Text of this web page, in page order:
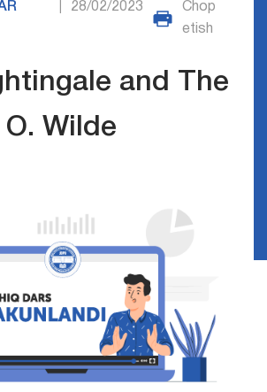
28/02/2023
Chop
etish
and The
Wilde